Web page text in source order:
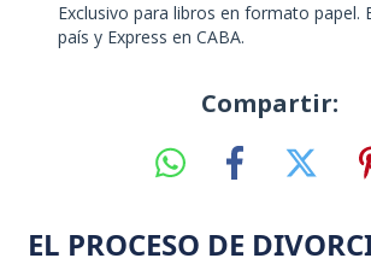
Exclusivo para libros en formato papel.
país y Express en CABA.
Compartir:
EL PROCESO DE